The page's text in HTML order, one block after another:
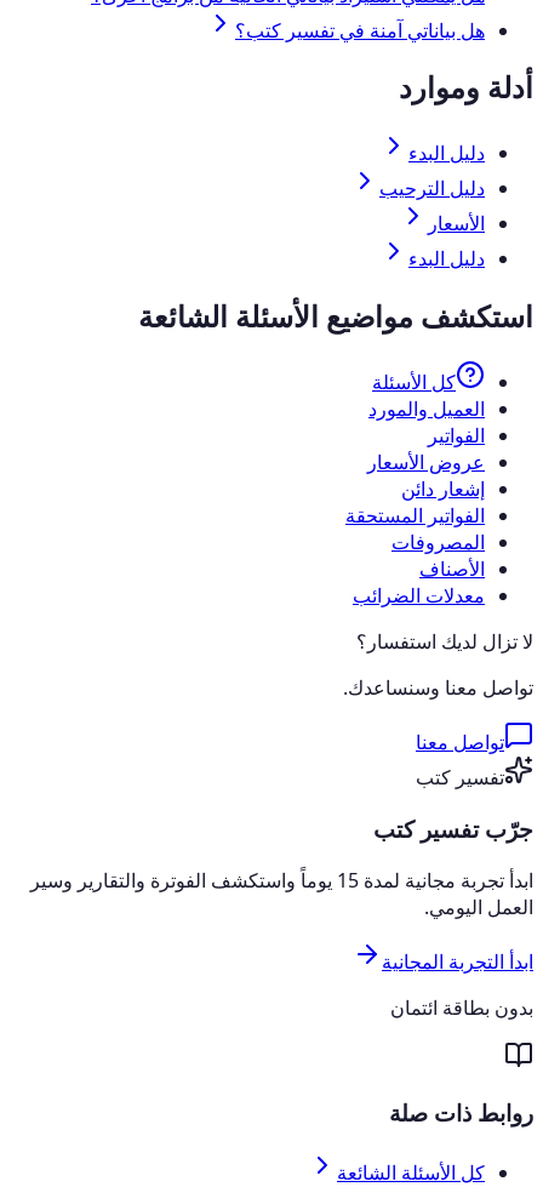
هل بياناتي آمنة في تفسير كتب؟
أدلة وموارد
دليل البدء
دليل الترحيب
الأسعار
دليل البدء
استكشف مواضيع الأسئلة الشائعة
كل الأسئلة
العميل والمورد
الفواتير
عروض الأسعار
إشعار دائن
الفواتير المستحقة
المصروفات
الأصناف
معدلات الضرائب
لا تزال لديك استفسار؟
تواصل معنا وسنساعدك.
تواصل معنا
تفسير كتب
جرّب تفسير كتب
ابدأ تجربة مجانية لمدة 15 يوماً واستكشف الفوترة والتقارير وسير
العمل اليومي.
ابدأ التجربة المجانية
بدون بطاقة ائتمان
روابط ذات صلة
كل الأسئلة الشائعة